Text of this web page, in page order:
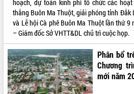
hoạch, dự toán kinh phí tổ chức các
thắng Buôn Ma Thuột, giải phóng tỉnh
và Lễ hội Cà phê Buôn Ma Thuột lần thứ 9
– Giám đốc Sở VHTT&DL chủ trì cuộc họp.
Phân bổ
Chương
mới năm